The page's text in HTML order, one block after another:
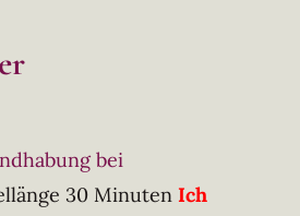
bei
30 Minuten Ich